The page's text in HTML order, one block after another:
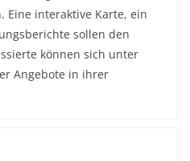
Eine interaktive Karte, ein
sollen den
können sich unter
Angebote in ihrer